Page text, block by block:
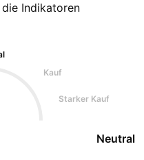
die Indikatoren
Kauf
Starker Kauf
Neutral